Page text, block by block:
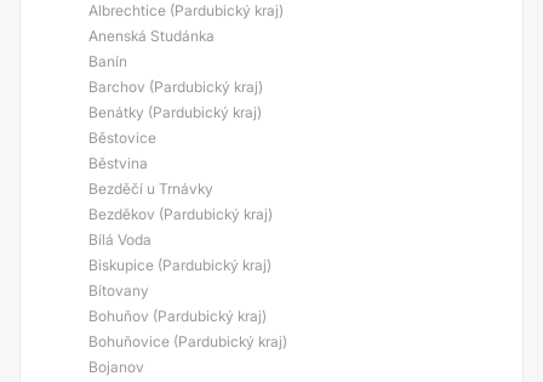
Albrechtice (Pardubický kraj)
Anenská Studánka
Banín
Barchov (Pardubický kraj)
Benátky (Pardubický kraj)
Běstovice
Běstvina
Bezděčí u Trnávky
Bezděkov (Pardubický kraj)
Bílá Voda
Biskupice (Pardubický kraj)
Bítovany
Bohuňov (Pardubický kraj)
Bohuňovice (Pardubický kraj)
Bojanov